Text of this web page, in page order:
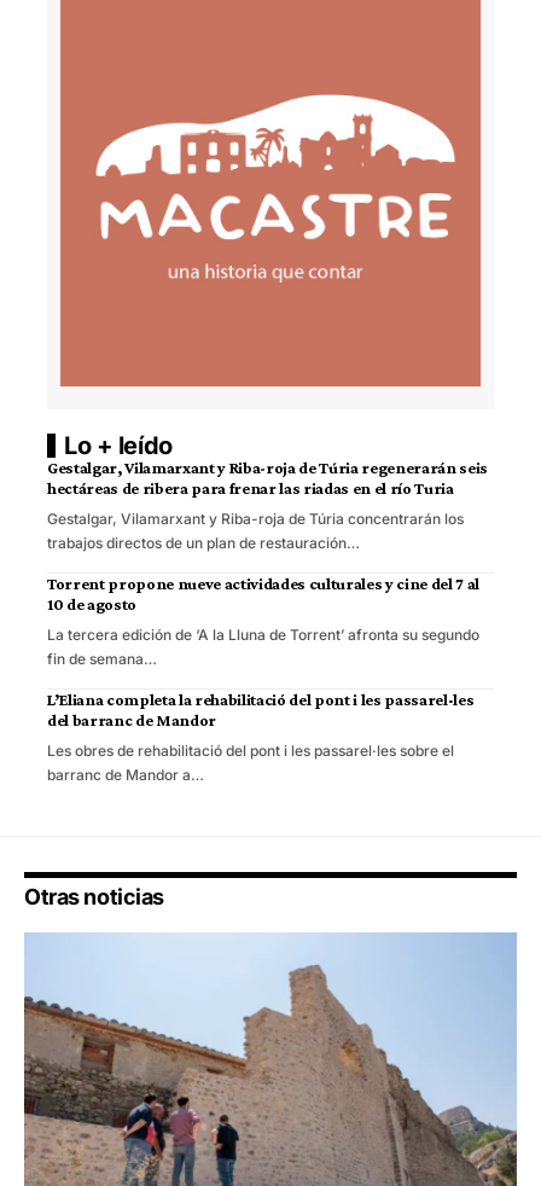
Lo + leído
Gestalgar, Vilamarxant y Riba-roja de Túria regenerarán seis
hectáreas de ribera para frenar las riadas en el río Turia
Gestalgar, Vilamarxant y Riba-roja de Túria concentrarán los
trabajos directos de un plan de restauración…
Torrent propone nueve actividades culturales y cine del 7 al
10 de agosto
La tercera edición de ‘A la Lluna de Torrent’ afronta su segundo
fin de semana…
L’Eliana completa la rehabilitació del pont i les passarel·les
del barranc de Mandor
Les obres de rehabilitació del pont i les passarel·les sobre el
barranc de Mandor a…
Otras noticias